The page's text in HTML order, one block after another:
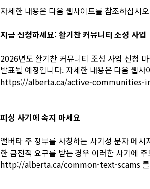
자세한 내용은 다음 웹사이트를 참조하십시
지금 신청하세요: 활기찬 커뮤니티 조성 사업
2026년도 활기찬 커뮤니티 조성 사업 신청
발표될 예정입니다. 자세한 내용은 다음 웹사
https://alberta.ca/active-communities-
피싱 사기에 속지 마세요
앨버타 주 정부를 사칭하는 사기성 문자 메
한 금전적 요구를 받는 경우 이러한 사기에
http://alberta.ca/common-text-scams를